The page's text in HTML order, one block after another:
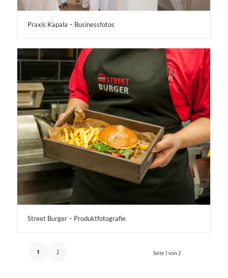
Praxis Kapala – Businessfotos
Street Burger – Produktfotografie
Seite 1 von 2
1 2